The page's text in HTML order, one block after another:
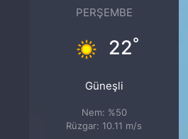
PERŞEMBE
22°
Güneşli
Nem: %50
Rüzgar: 10.11 m/s